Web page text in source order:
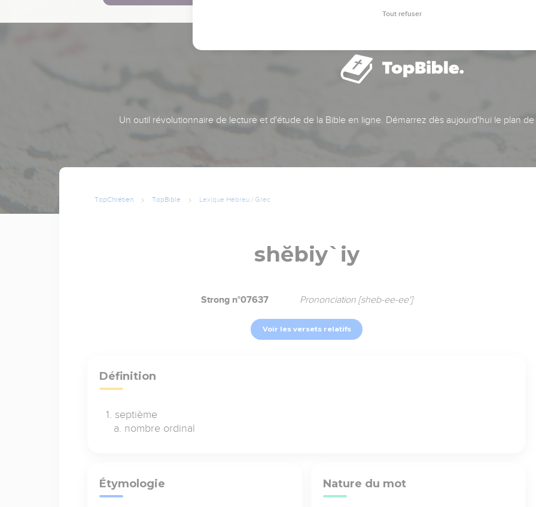
Un outil révolutionnaire de lecture et d'étude de la Bible en ligne. Démarrez dès aujourd'hui le plan
TopChrétien TopBible Lexique Hébreu / Grec
shĕbiy`iy
Strong n°07637 Prononciation [sheb-ee-ee']
Voir les versets relatifs
Définition
septième
nombre ordinal
Étymologie Nature du mot
Tout refuser